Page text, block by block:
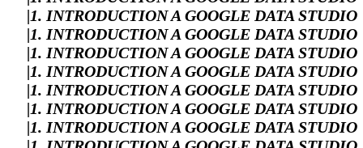
|1. INTRODUCTION A GOOGLE DATA STUDIO
|1. INTRODUCTION A GOOGLE DATA STUDIO
|1. INTRODUCTION A GOOGLE DATA STUDIO
|1. INTRODUCTION A GOOGLE DATA STUDIO
|1. INTRODUCTION A GOOGLE DATA STUDIO
|1. INTRODUCTION A GOOGLE DATA STUDIO
|1. INTRODUCTION A GOOGLE DATA STUDIO